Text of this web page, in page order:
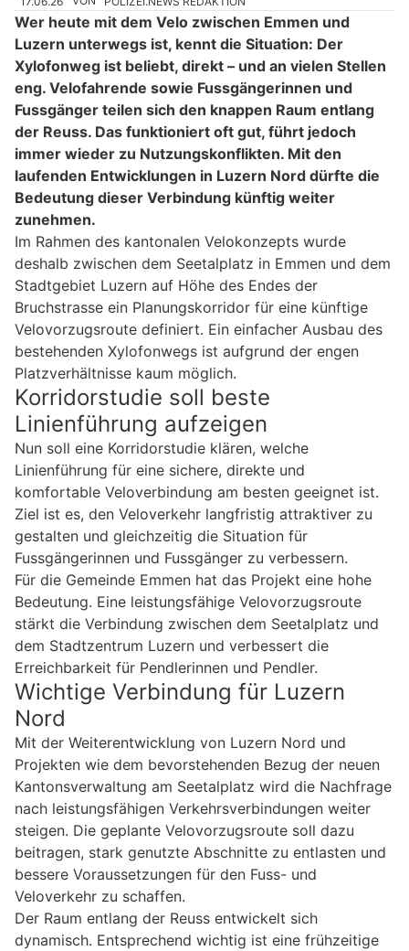
Wer heute mit dem Velo zwischen Emmen und
Luzern unterwegs ist, kennt die Situation: Der
Xylofonweg ist beliebt, direkt – und an vielen Stellen
eng. Velofahrende sowie Fussgängerinnen und
Fussgänger teilen sich den knappen Raum entlang
der Reuss. Das funktioniert oft gut, führt jedoch
immer wieder zu Nutzungskonflikten. Mit den
laufenden Entwicklungen in Luzern Nord dürfte die
Bedeutung dieser Verbindung künftig weiter
zunehmen.
Im Rahmen des kantonalen Velokonzepts wurde
deshalb zwischen dem Seetalplatz in Emmen und dem
Stadtgebiet Luzern auf Höhe des Endes der
Bruchstrasse ein Planungskorridor für eine künftige
Velovorzugsroute definiert. Ein einfacher Ausbau des
bestehenden Xylofonwegs ist aufgrund der engen
Platzverhältnisse kaum möglich.
Korridorstudie soll beste
Linienführung aufzeigen
Nun soll eine Korridorstudie klären, welche
Linienführung für eine sichere, direkte und
komfortable Veloverbindung am besten geeignet ist.
Ziel ist es, den Veloverkehr langfristig attraktiver zu
gestalten und gleichzeitig die Situation für
Fussgängerinnen und Fussgänger zu verbessern.
Für die Gemeinde Emmen hat das Projekt eine hohe
Bedeutung. Eine leistungsfähige Velovorzugsroute
stärkt die Verbindung zwischen dem Seetalplatz und
dem Stadtzentrum Luzern und verbessert die
Erreichbarkeit für Pendlerinnen und Pendler.
Wichtige Verbindung für Luzern
Nord
Mit der Weiterentwicklung von Luzern Nord und
Projekten wie dem bevorstehenden Bezug der neuen
Kantonsverwaltung am Seetalplatz wird die Nachfrage
nach leistungsfähigen Verkehrsverbindungen weiter
steigen. Die geplante Velovorzugsroute soll dazu
beitragen, stark genutzte Abschnitte zu entlasten und
bessere Voraussetzungen für den Fuss- und
Veloverkehr zu schaffen.
Der Raum entlang der Reuss entwickelt sich
dynamisch. Entsprechend wichtig ist eine frühzeitige